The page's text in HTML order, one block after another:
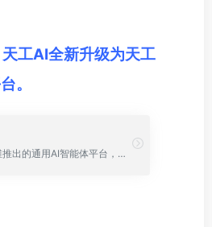
工AI全新升级为天工
。
昆仑万维推出的通用AI智能体平台，原天工AI